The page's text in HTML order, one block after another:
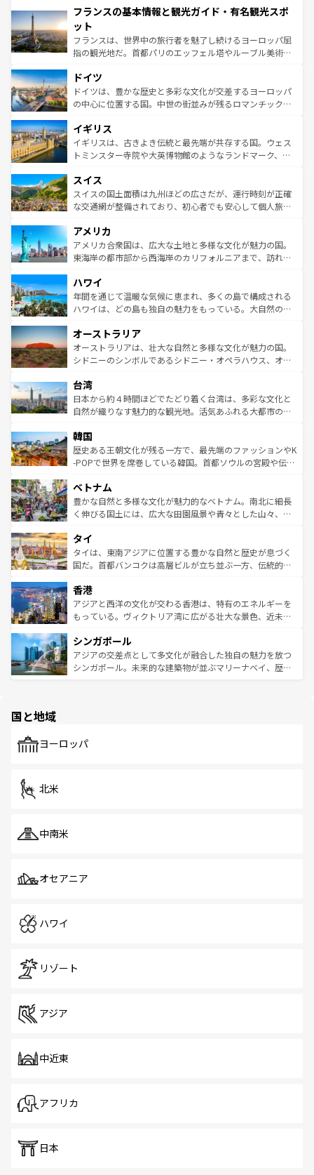
ませてくれるイタリアで、忘れられない旅をしてみよう！
なお、新着のイタリア情報は
しい。
文化が根付くこの国では、情熱的なフラメンコ、熱気あふ
れる闘牛、そして美味しいタパスが生活の一部となってい
る。首都マドリードの洗練された雰囲気や、バルセロナの
アートに溢れた街角から、地方では古代ローマ遺跡や中世
せる。地方によって風土や気候が異なるスペインはその個
性で訪れる人を魅了する。 なお、新着のスペイン情報は コ
ンテンツ一覧を参照してほしい。
フランスの基本情報と観光ガイド・有名観光スポ
ット
フランスは、世界中の旅行者を魅了し続けるヨーロッパ屈
指の観光地だ。首都パリのエッフェル塔やルーブル美術館
で、幅広い魅力が詰まっている。華麗な宮殿、歴史的な大
聖堂、美しいビーチ、そして豊かな自然が、訪れる者を心
から魅了する。また、フランスは美食の国としても知ら
いる。シャンパンの発祥地であるランス、プロヴァンスの
香り高いラベンダー畑など、多彩な楽しみ方が可能だ。さ
らに、パリ以外の地域にも魅力が溢れており、どの街角に
れる地方に足を運ぶとそれぞれで全く異なる文化を体験で
きるだろう。 なお、新着のフランス情報はコンテンツ一覧
を参照してほしい。
ドイツ
ドイツは、豊かな歴史と多彩な文化が交差するヨーロッパ
の中心に位置する国。中世の街並みが残るロマンチック街
顔を持つこの国は、どこを歩いても飽きることがない。ベ
ルリンの文化的活気、バイエルン州のアルプスの絶景、そ
してライン川沿いのワイン畑といった風景は必見。ビール
は、お酒好きな人にはぜひ体験してほしい。 なお、新着の
ドイツ情報はコンテンツ一覧を参照してほしい。
イギリス
イギリスは、古きよき伝統と最先端が共存する国。ウェス
トミンスター寺院や大英博物館のようなランドマーク、歴
リアごとに異なる魅力がある。また、優雅なアフタヌーン
ティー、ビール好きにはたまらない英国パブ、サッカー観
戦など、本場だからこそできる体験も豊富。イギリスを旅
ンツ一覧を参照してほしい。
スイス
スイスの国土面積は九州ほどの広さだが、運行時刻が正確
な交通網が整備されており、初心者でも安心して個人旅行
の建物がそのまま残る町や、スイスならではのユニークな
博物館もあり、アルプス観光だけでなく町歩きも満喫する
ことができる。国民の所得が高いため物価も高いが、旅行
ば市内交通費無料で観光を楽しむこともできる。 なお、新
着のスイス情報はコンテンツ一覧 を参照してほしい。
アメリカ
アメリカ合衆国は、広大な土地と多様な文化が魅力の国。
東海岸の都市部から西海岸のカリフォルニアまで、訪れる
のような巨大都市は、観光、ショッピング、エンターテイ
ンメントが詰まった刺激的なスポットだ。一方、アメリカ
西部には大自然が広がり、グランドキャニオンやイエロー
部のニューオーリンズでは、音楽と美食が融合した独特の
文化が魅力。旅行者はアメリカの各地域で異なる魅力を楽
しみながら、その多様性と豊かな歴史を感じることができ
ならではの贅沢な旅のスタイルだ。 なお、新着のアメリカ
情報はコンテンツ一覧を参照してほしい。
ハワイ
年間を通じて温暖な気候に恵まれ、多くの島で構成される
ハワイは、どの島も独自の魅力をもっている。大自然の神
ワイ島は見逃せない。また、定番の観光地といえばオアフ
島だが、静かな自然を求めるならマウイ島やカウアイ島が
おすすめ。エメラルドグリーンに輝く海をはじめ、豊かな
れるおもてなしの心で訪れる人々を迎えてくれるハワイの
人々、おいしいローカルフードやハワイアンミュージッ
ク、伝統的なフラダンスなど、すべてがハワイの魅力を彩
ワイを、存分に味わってほしい。 なお、新着のハワイ情報
はコンテンツ一覧を参照してほしい。
オーストラリア
オーストラリアは、壮大な自然と多様な文化が魅力の国。
シドニーのシンボルであるシドニー・オペラハウス、オー
リアリーフや大陸中央部にそびえるウルル（エアーズロッ
ク）、タスマニアの美しい原生林やケアンズの熱帯雨林な
ど、見どころがたくさん。また、カフェやワイン、オージ
いる。アクティビティも充実しており、サーフィンやダイ
ビング、ハイキングなど、アウトドア好きにはたまらな
い。オーストラリアの多彩な魅力を存分に味わいつくそ
参照してほしい。
台湾
日本から約４時間ほどでたどり着く台湾は、多彩な文化と
自然が織りなす魅力的な観光地。活気あふれる大都市の台
ン）、静ひつな山岳地帯である台湾東部など、都市の喧騒
と山間の静けさが共存しており、訪れる人に新しい発見と
驚きをもたらしてくれる。また、奥深い台湾の食文化も魅
容にもいいと評判のスイーツなど、バラエティ豊かな料理
が味わえる。 なお、新着の台湾情報は コンテンツ一覧を参
照してほしい。
韓国
歴史ある王朝文化が残る一方で、最先端のファッションやK
-POPで世界を席巻している韓国。首都ソウルの宮殿や伝統
き、地方に足を延ばせば四季折々の自然美を楽しむことが
できる。そして、キムチや焼肉、絶品のストリートフード
まで、さまざまな韓国料理が待っている。夜には、韓国な
リティに包まれながら、韓国の多彩な魅力を心ゆくまで味
わってみてほしい。 なお、新着の韓国情報はコンテンツ一
覧を参照してほしい。
ベトナム
豊かな自然と多様な文化が魅力的なベトナム。南北に細長
く伸びる国土には、広大な田園風景や青々とした山々、世
急速な発展と共に伝統が息づく。ハノイの古い町並みやホ
ーチミン市のフランス統治時代の建物も、独特の雰囲気を
醸し出している。また、バラエティの豊かさとおいしさで
とつ。フォーやバインミー、ベトナムコーヒーなどは、ぜ
ひ現地で味わいたい。どの地域を訪れてもあたたかい人々
が旅行者を迎えてくれるので、きっと忘れられない旅にな
参照してほしい。
タイ
タイは、東南アジアに位置する豊かな自然と歴史が息づく
国だ。首都バンコクは高層ビルが立ち並ぶ一方、伝統的な
の活気が交差している。北部ではチェンマイなどの山岳地
帯で自然と触れ合い、南部ではプーケットやクラビの美し
いビーチでリゾート気分を楽しむことができる。タイ料理
激する。気候は一年中温暖で、どの季節にも異なる楽しみ
が待っている。親しみやすいタイの人々、仏教を中心とし
た文化、そして多様な観光資源が、訪れる旅人を魅了し続
香港
アジアと西洋の文化が交わる香港は、特有のエネルギーを
もっている。ヴィクトリア湾に広がる壮大な景色、近未来
み、どこを訪れても感動するはず。観光スポットが密集し
ており、効率よく見どころを回れるのも魅力。息をのむよ
うな絶景から文化的な体験まで、香港を存分に楽しみ尽く
シンガポール
アジアの交差点として多文化が融合した独自の魅力を放つ
シンガポール。未来的な建築物が並ぶマリーナベイ、歴史
で、ホーカーズは地元の風情を楽しめる外せないスポット
国と地域
ヨーロッパ
北米
中南米
オセアニア
ハワイ
リゾート
アジア
中近東
アフリカ
日本